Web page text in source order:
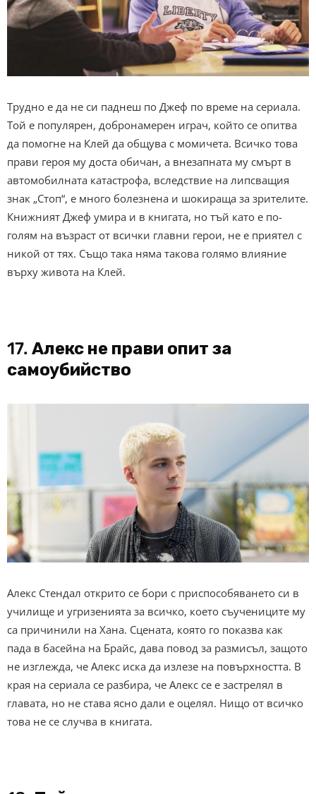
Трудно е да не си паднеш по Джеф по време на сериала.
Той е популярен, добронамерен играч, който се опитва
да помогне на Клей да общува с момичета. Всичко това
прави героя му доста обичан, а внезапната му смърт в
автомобилната катастрофа, вследствие на липсващия
знак „Стоп“, е много болезнена и шокираща за зрителите.
Книжният Джеф умира и в книгата, но тъй като е по-
голям на възраст от всички главни герои, не е приятел с
никой от тях. Също така няма такова голямо влияние
върху живота на Клей.
17. Алекс не прави опит за
самоубийство
Алекс Стендал открито се бори с приспособяването си в
училище и угризенията за всичко, което съучениците му
са причинили на Хана. Сцената, която го показва как
пада в басейна на Брайс, дава повод за размисъл, защото
не изглежда, че Алекс иска да излезе на повърхността. В
края на сериала се разбира, че Алекс се е застрелял в
главата, но не става ясно дали е оцелял. Нищо от всичко
това не се случва в книгата.